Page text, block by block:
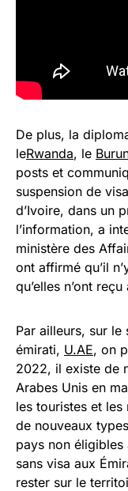
De plus, la
leRwanda, le
posts et
suspension de
d’Ivoire, dans un
l’information, a
ministère des
ont affirmé qu’il
qu’elles n’ont
Par ailleurs, sur
émirati, U.AE, on
2022, il existe de
Arabes Unis en
les touristes et les
de nouveaux
pays non éligibles
sans visa aux
rester sur le